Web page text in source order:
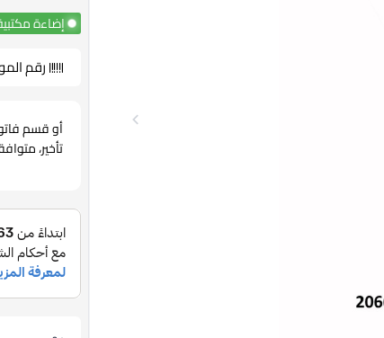
إضاءة
رقم
أو قسم
تأخير،